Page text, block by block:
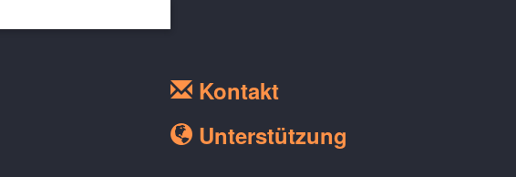
Kontakt
Unterstützung